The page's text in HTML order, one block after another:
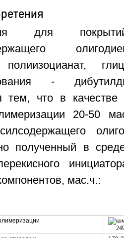
для
-
тем, что в качестве
20-50
полученный в
мас.ч.: